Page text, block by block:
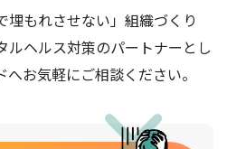
埋もれさせない」組織づくり
ルヘルス対策のパートナーとし
お気軽にご相談ください。